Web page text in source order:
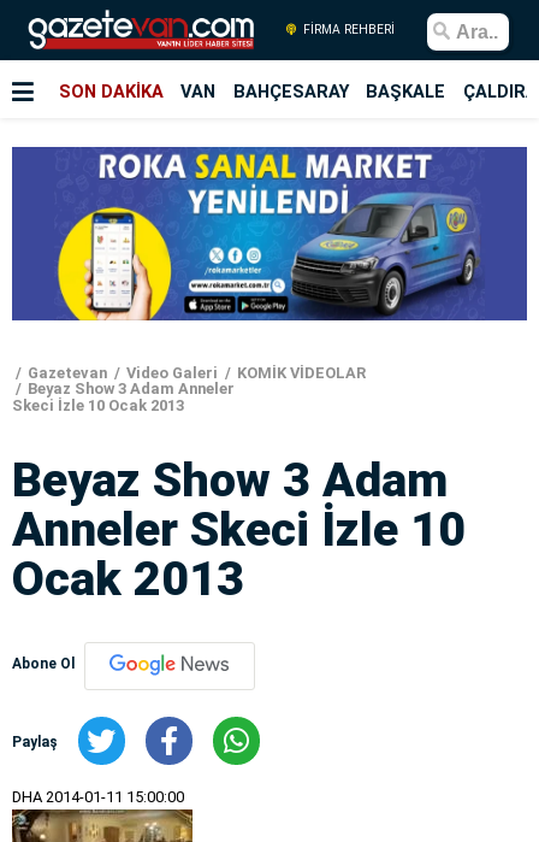
FİRMA REHBERİ
SON DAKİKA VAN BAHÇESARAY BAŞKALE
Gazetevan Video Galeri
KOMİK VİDEOLAR
Beyaz Show 3 Adam Anneler
Skeci İzle 10 Ocak 2013
Beyaz Show 3 Adam
Anneler Skeci İzle 10
Ocak 2013
Abone Ol
Paylaş
DHA 2014-01-11 15:00:00